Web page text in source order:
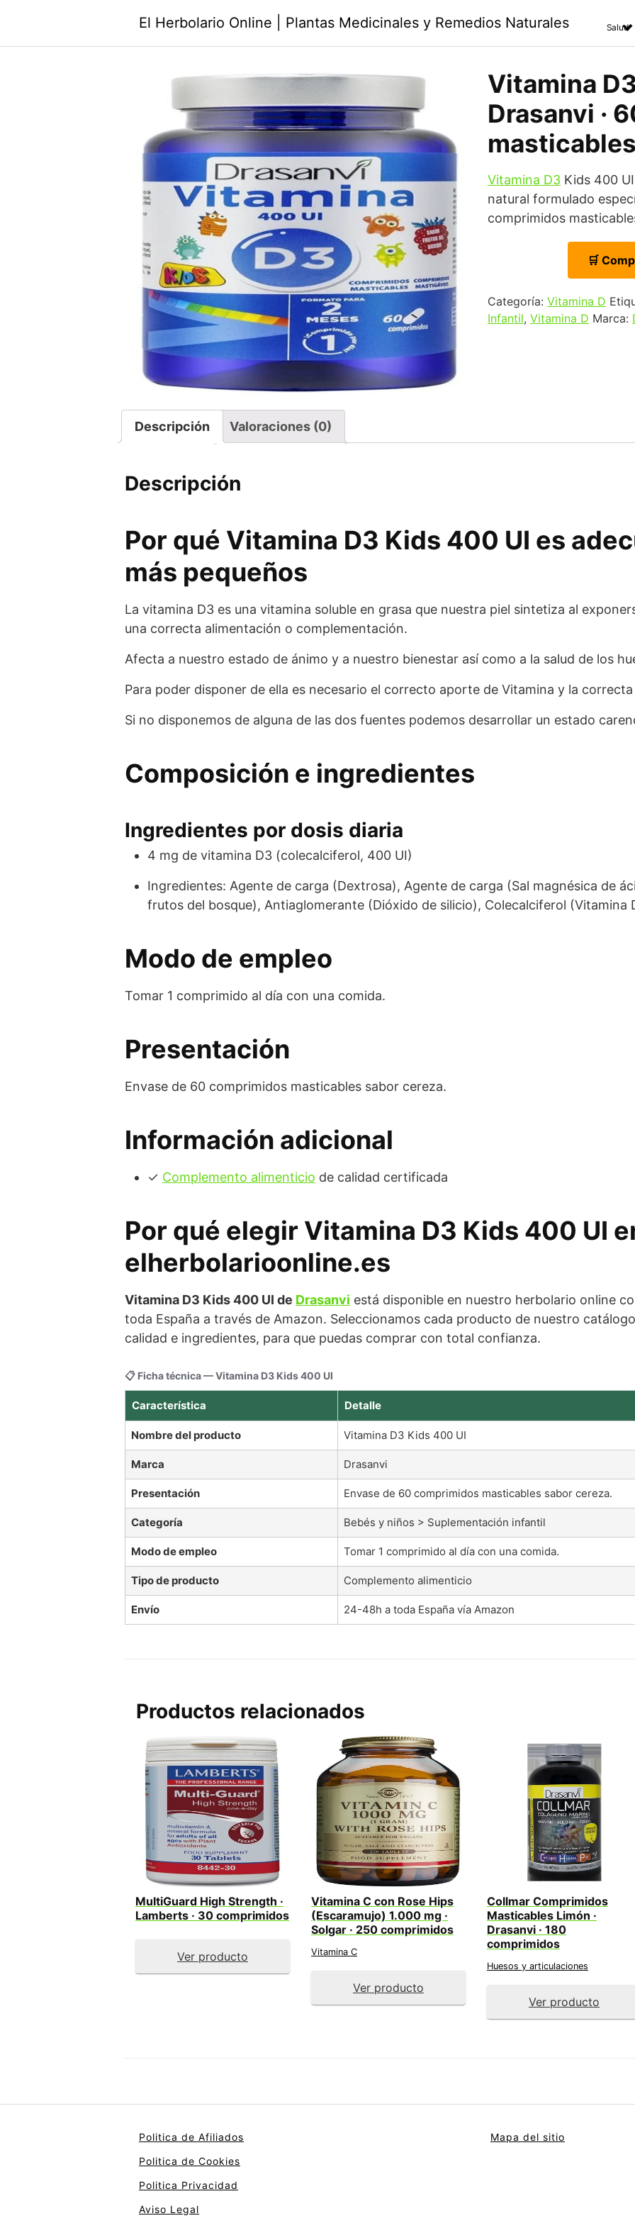
El Herbolario Online | Plantas Medicinales y Remedios Naturales Salud
Vitamina
Drasanvi ·
Vitamina D3 Kids 400
natural formulado
comprimidos
🛒
Categoría: Vitamina D
Infantil, Vitamina D Marca:
Descripción Valoraciones (0)
Descripción
Por qué Vitamina D3 Kids 400 UI es
más pequeños
La vitamina D3 es una vitamina soluble en grasa que nuestra piel sintetiza al
una correcta alimentación o complementación.
Afecta a nuestro estado de ánimo y a nuestro bienestar así como a la salud de los
Para poder disponer de ella es necesario el correcto aporte de Vitamina y la
Si no disponemos de alguna de las dos fuentes podemos desarrollar un estado
Composición e ingredientes
Ingredientes por dosis diaria
4 mg de vitamina D3 (colecalciferol, 400 UI)
Ingredientes: Agente de carga (Dextrosa), Agente de carga (Sal magnésica de
frutos del bosque), Antiaglomerante (Dióxido de silicio), Colecalciferol (Vitamina
Modo de empleo
Tomar 1 comprimido al día con una comida.
Presentación
Envase de 60 comprimidos masticables sabor cereza.
Información adicional
✓ Complemento alimenticio de calidad certificada
Por qué elegir Vitamina D3 Kids 400 UI
elherbolarioonline.es
Vitamina D3 Kids 400 UI de Drasanvi está disponible en nuestro herbolario online
toda España a través de Amazon. Seleccionamos cada producto de nuestro
calidad e ingredientes, para que puedas comprar con total confianza.
📋 Ficha técnica — Vitamina D3 Kids 400 UI
Característica Detalle
Nombre del producto Vitamina D3 Kids 400 UI
Marca Drasanvi
Presentación Envase de 60 comprimidos masticables sabor cereza.
Categoría Bebés y niños > Suplementación infantil
Modo de empleo Tomar 1 comprimido al día con una comida.
Tipo de producto Complemento alimenticio
Envío 24-48h a toda España vía Amazon
Productos relacionados
MultiGuard High Strength ·
Lamberts · 30 comprimidos
Ver producto
Vitamina C con Rose Hips
(Escaramujo) 1.000 mg ·
Solgar · 250 comprimidos
Vitamina C
Ver producto
Collmar Comprimidos
Masticables Limón ·
Drasanvi · 180
comprimidos
Huesos y articulaciones
Ver producto
Politica de Afiliados
Politica de Cookies
Politica Privacidad
Aviso Legal
Mapa del sitio